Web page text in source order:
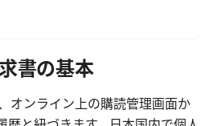
書の基本
オンライン上の購読管理画面か